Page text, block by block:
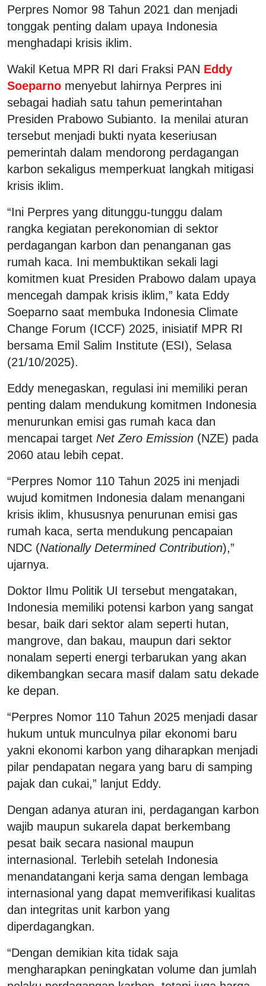
Perpres Nomor 98 Tahun 2021 dan menjadi
tonggak penting dalam upaya Indonesia
menghadapi krisis iklim.
Wakil Ketua MPR RI dari Fraksi PAN Eddy
Soeparno menyebut lahirnya Perpres ini
sebagai hadiah satu tahun pemerintahan
Presiden Prabowo Subianto. Ia menilai aturan
tersebut menjadi bukti nyata keseriusan
pemerintah dalam mendorong perdagangan
karbon sekaligus memperkuat langkah mitigasi
krisis iklim.
“Ini Perpres yang ditunggu-tunggu dalam
rangka kegiatan perekonomian di sektor
perdagangan karbon dan penanganan gas
rumah kaca. Ini membuktikan sekali lagi
komitmen kuat Presiden Prabowo dalam upaya
mencegah dampak krisis iklim,” kata Eddy
Soeparno saat membuka Indonesia Climate
Change Forum (ICCF) 2025, inisiatif MPR RI
bersama Emil Salim Institute (ESI), Selasa
(21/10/2025).
Eddy menegaskan, regulasi ini memiliki peran
penting dalam mendukung komitmen Indonesia
menurunkan emisi gas rumah kaca dan
mencapai target Net Zero Emission (NZE) pada
2060 atau lebih cepat.
“Perpres Nomor 110 Tahun 2025 ini menjadi
wujud komitmen Indonesia dalam menangani
krisis iklim, khususnya penurunan emisi gas
rumah kaca, serta mendukung pencapaian
NDC (Nationally Determined Contribution),”
ujarnya.
Doktor Ilmu Politik UI tersebut mengatakan,
Indonesia memiliki potensi karbon yang sangat
besar, baik dari sektor alam seperti hutan,
mangrove, dan bakau, maupun dari sektor
nonalam seperti energi terbarukan yang akan
dikembangkan secara masif dalam satu dekade
ke depan.
“Perpres Nomor 110 Tahun 2025 menjadi dasar
hukum untuk munculnya pilar ekonomi baru
yakni ekonomi karbon yang diharapkan menjadi
pilar pendapatan negara yang baru di samping
pajak dan cukai,” lanjut Eddy.
Dengan adanya aturan ini, perdagangan karbon
wajib maupun sukarela dapat berkembang
pesat baik secara nasional maupun
internasional. Terlebih setelah Indonesia
menandatangani kerja sama dengan lembaga
internasional yang dapat memverifikasi kualitas
dan integritas unit karbon yang
diperdagangkan.
“Dengan demikian kita tidak saja
mengharapkan peningkatan volume dan jumlah